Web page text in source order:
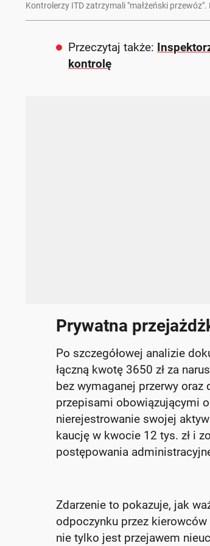
Kontrolerzy ITD zatrzymali "małżeński przewóz".
Przeczytaj także:
kontrolę
Prywatna
Po szczegółowej analizie
łączną kwotę 3650 zł za
bez wymaganej przerwy
przepisami obowiązującymi
nierejestrowanie swojej
kaucję w kwocie 12 tys. zł i
postępowania
Zdarzenie to pokazuje, jak
odpoczynku przez
nie tylko jest przejawem